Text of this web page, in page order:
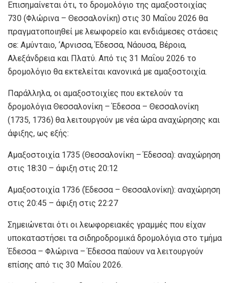
Επισημαίνεται ότι, το δρομολόγιο της αμαξοστοιχίας
730 (Φλώρινα – Θεσσαλονίκη) στις 30 Μαΐου 2026 θα
πραγματοποιηθεί με λεωφορείο και ενδιάμεσες στάσεις
σε: Αμύνταιο, ‘Αρνισσα, Έδεσσα, Νάουσα, Βέροια,
Αλεξάνδρεια και Πλατύ. Από τις 31 Μαΐου 2026 το
δρομολόγιο θα εκτελείται κανονικά με αμαξοστοιχία.
Παράλληλα, οι αμαξοστοιχίες που εκτελούν τα
δρομολόγια Θεσσαλονίκη – Έδεσσα – Θεσσαλονίκη
(1735, 1736) θα λειτουργούν με νέα ώρα αναχώρησης και
άφιξης, ως εξής:
Αμαξοστοιχία 1735 (Θεσσαλονίκη – Έδεσσα): αναχώρηση
στις 18:30 – άφιξη στις 20:12
Αμαξοστοιχία 1736 (Έδεσσα – Θεσσαλονίκη): αναχώρηση
στις 20:45 – άφιξη στις 22:27
Σημειώνεται ότι οι λεωφορειακές γραμμές που είχαν
υποκαταστήσει τα σιδηροδρομικά δρομολόγια στο τμήμα
Έδεσσα – Φλώρινα – Έδεσσα παύουν να λειτουργούν
επίσης από τις 30 Μαΐου 2026.